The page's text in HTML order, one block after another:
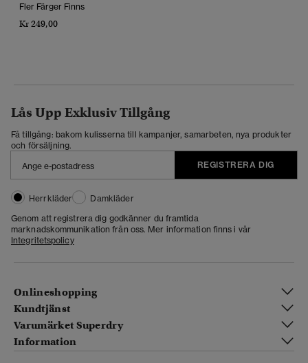
Fler Färger Finns
Kr 249,00
Lås Upp Exklusiv Tillgång
Få tillgång: bakom kulisserna till kampanjer, samarbeten, nya produkter
och försäljning.
REGISTRERA DIG
Herrkläder
Damkläder
Genom att registrera dig godkänner du framtida
marknadskommunikation från oss. Mer information finns i vår
Integritetspolicy
Onlineshopping
Kundtjänst
Varumärket Superdry
Information